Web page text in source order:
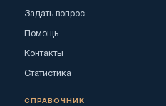
Задать вопрос
Помощь
Контакты
Статистика
СПРАВОЧНИК